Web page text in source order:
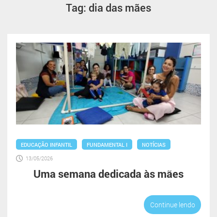
Tag: dia das mães
EDUCAÇÃO INFANTIL FUNDAMENTAL I
NOTÍCIAS
13/05/2026
Uma semana dedicada às mães
Continue lendo